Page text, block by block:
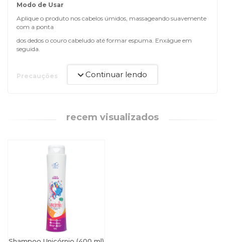
Modo de Usar
Aplique o produto nos cabelos úmidos, massageando suavemente
com a ponta
dos dedos o couro cabeludo até formar espuma. Enxágue em
seguida.
Precauções
o uso e consulte seu médico. Não ingerir. Mantenha o produto em
Continuar lendo
recem visualizados